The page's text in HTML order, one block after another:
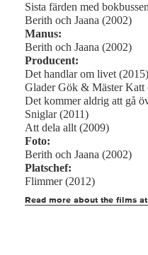
Sista färden med
Berith och Jaana (2002)
Manus:
Berith och Jaana (2002)
Producent:
Det handlar om livet (2015)
Glader Gök & Mäster Katt
Det kommer aldrig att gå
Sniglar (2011)
Att dela allt (2009)
Foto:
Berith och Jaana (2002)
Platschef:
Flimmer (2012)
Read more about the films